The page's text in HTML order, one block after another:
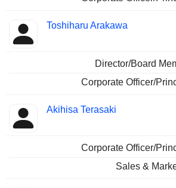
Toshiharu Arakawa
Director/Board
Corporate Officer/
Akihisa Terasaki
Corporate Officer/
Sales &